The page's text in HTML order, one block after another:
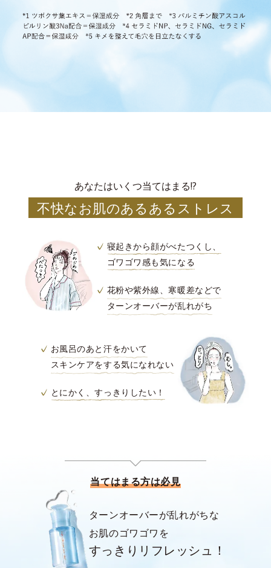
あなたはいくつ当てはまる!?
不快なお肌のあるあるストレス
寝起きから顔がべたつくし、
ゴワゴワ感も気になる
花粉や紫外線、寒暖差などで
ターンオーバーが乱れがち
お風呂のあと汗をかいて
スキンケアをする気になれない
とにかく、すっきりしたい！
当てはまる方は必見
ターンオーバーが乱れがちな
お肌のゴワゴワを
すっきりリフレッシュ！